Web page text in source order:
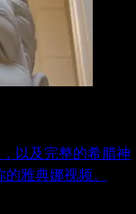
以及完整的希腊神
雅典娜视频。